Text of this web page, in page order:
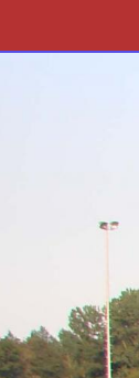
Panneau de